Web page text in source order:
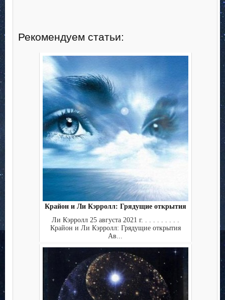
Рекомендуем статьи:
Крайон и Ли Кэрролл: Грядущие открытия
Ли Кэрролл 25 августа 2021 г. . . . . . . . . .
Крайон и Ли Кэрролл: Грядущие открытия
Ав...